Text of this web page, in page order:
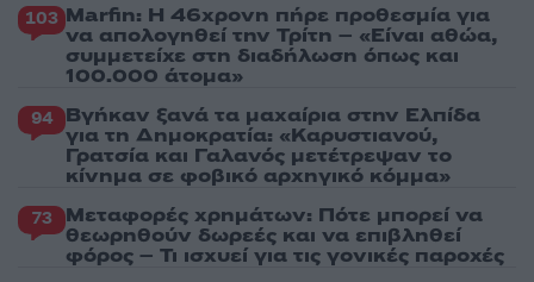
103 Marfin: Η 46χρονη πήρε προθεσμία για
να απολογηθεί την Τρίτη – «Είναι αθώα,
συμμετείχε στη διαδήλωση όπως και
100.000 άτομα»
94 Βγήκαν ξανά τα μαχαίρια στην Ελπίδα
για τη Δημοκρατία: «Καρυστιανού,
Γρατσία και Γαλανός μετέτρεψαν το
κίνημα σε φοβικό αρχηγικό κόμμα»
73 Μεταφορές χρημάτων: Πότε μπορεί να
θεωρηθούν δωρεές και να επιβληθεί
φόρος – Τι ισχυεί για τις γονικές παροχές